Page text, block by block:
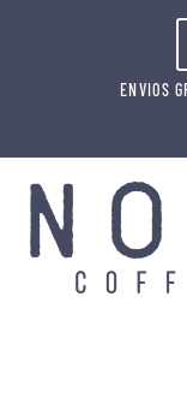
ENVIOS